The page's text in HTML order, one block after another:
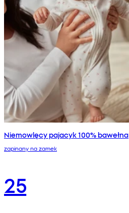
Niemowlęcy pajacyk 100% bawełna
zapinany na zamek
25